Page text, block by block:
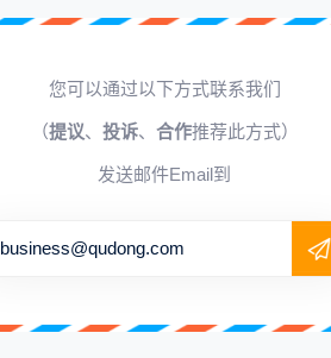
您可以通过以下方式联系我们
（提议、 投诉、 合作推荐此方式）
发送邮件Email到
business@qudong.com